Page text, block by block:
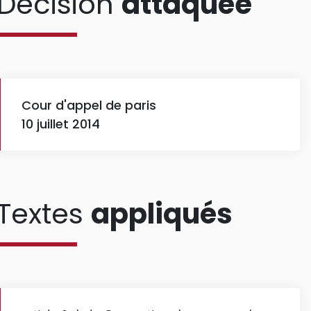
Cour d'appel de paris
10 juillet 2014
appliqués